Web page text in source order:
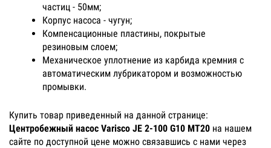
частиц - 50мм;
Корпус насоса - чугун;
Компенсационные пластины, покрытые
резиновым слоем;
Механическое уплотнение из карбида кремния с
автоматическим лубрикатором и возможностью
промывки.
Купить товар приведенный на данной странице:
Центробежный насос Varisco JE 2-100 G10 MT20 на нашем
сайте по доступной цене можно связавшись с нами через